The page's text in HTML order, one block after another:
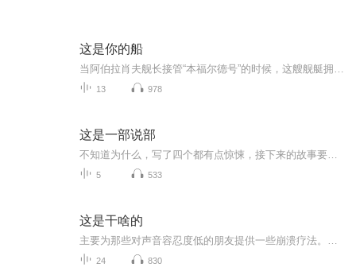
这是你的船
13 978
这是一部说部
5 533
这是干啥的
24 830